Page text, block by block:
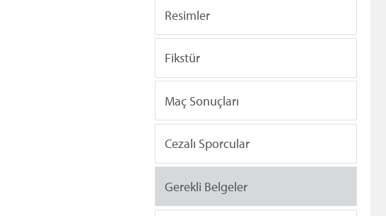
Resimler
Fikstür
Maç Sonuçları
Cezalı Sporcular
Gerekli Belgeler